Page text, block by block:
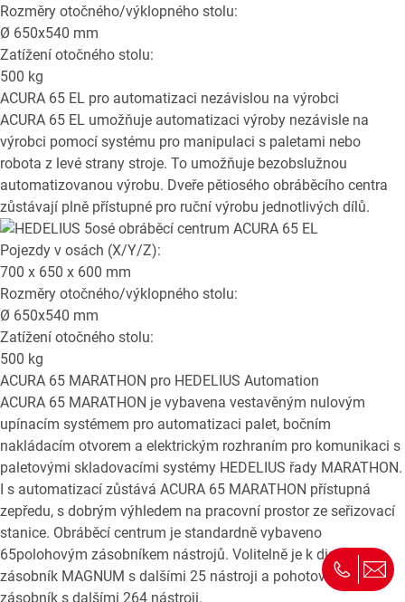
Rozměry otočného/výklopného stolu:
Ø 650x540 mm
Zatížení otočného stolu:
500 kg
ACURA 65 EL pro automatizaci nezávislou na výrobci
ACURA 65 EL umožňuje automatizaci výroby nezávisle na
výrobci pomocí systému pro manipulaci s paletami nebo
robota z levé strany stroje. To umožňuje bezobslužnou
automatizovanou výrobu. Dveře pětiosého obráběcího centra
zůstávají plně přístupné pro ruční výrobu jednotlivých dílů.
Pojezdy v osách (X/Y/Z):
700 x 650 x 600 mm
Rozměry otočného/výklopného stolu:
Ø 650x540 mm
Zatížení otočného stolu:
500 kg
ACURA 65 MARATHON pro HEDELIUS Automation
ACURA 65 MARATHON je vybavena vestavěným nulovým
upínacím systémem pro automatizaci palet, bočním
nakládacím otvorem a elektrickým rozhraním pro komunikaci s
paletovými skladovacími systémy HEDELIUS řady MARATHON.
I s automatizací zůstává ACURA 65 MARATHON přístupná
zepředu, s dobrým výhledem na pracovní prostor ze seřizovací
stanice. Obráběcí centrum je standardně vybaveno
65polohovým zásobníkem nástrojů. Volitelně je k dispozici
zásobník MAGNUM s dalšími 25 nástroji a pohotovostní
zásobník s dalšími 264 nástroji.